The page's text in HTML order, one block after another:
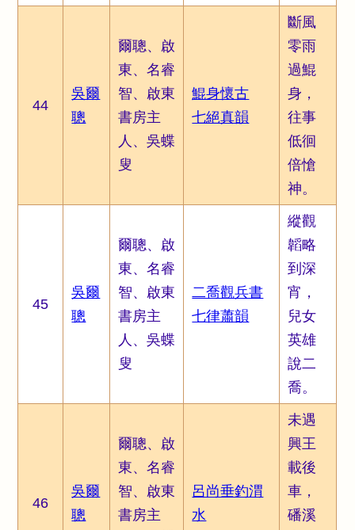
44
吳爾
聰
爾聰、啟
東、名睿
智、啟東
書房主
人、吳蝶
叟
鯤身懷古
七絕真韻
斷風
零雨
過鯤
身，
往事
低徊
倍愴
神。
45
吳爾
聰
爾聰、啟
東、名睿
智、啟東
書房主
人、吳蝶
叟
二喬觀兵書
七律蕭韻
縱觀
韜略
到深
宵，
兒女
英雄
說二
喬。
46
吳爾
聰
爾聰、啟
東、名睿
智、啟東
書房主
呂尚垂釣渭
水
未遇
興王
載後
車，
磻溪